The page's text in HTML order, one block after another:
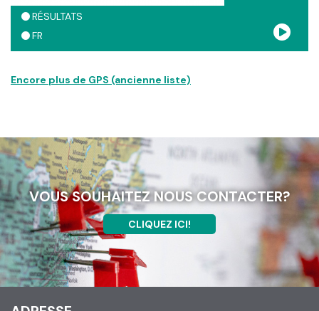
RÉSULTATS
FR
Encore plus de GPS (ancienne liste)
VOUS SOUHAITEZ NOUS CONTACTER?
CLIQUEZ ICI!